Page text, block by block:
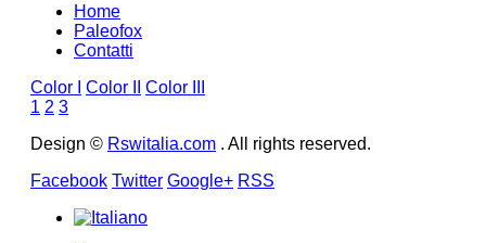
Home
Paleofox
Contatti
Color I
Color II
Color III
1 2 3
Design © Rswitalia.com . All rights reserved.
Facebook Twitter Google+ RSS